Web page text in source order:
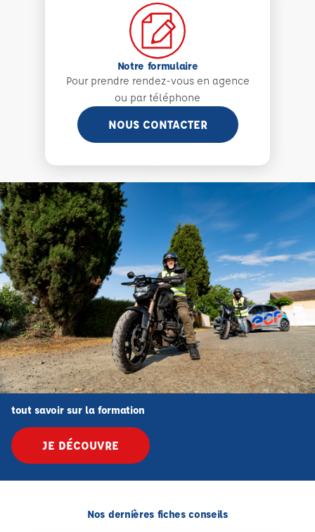
Notre formulaire
Pour prendre rendez-vous en agence
ou par téléphone
NOUS CONTACTER
tout savoir sur la formation
JE DÉCOUVRE
Nos dernières fiches conseils